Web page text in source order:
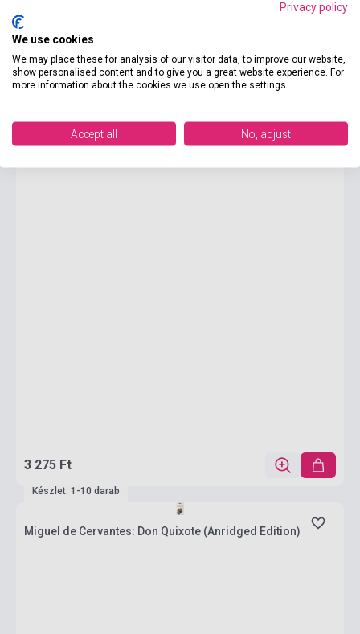
1 150 Ft
Boltunkban pillanatnyilag nem kapható, várható beszerzési idő hét-
nyolc hét
3 275 Ft
Készlet: 1-10 darab
Miguel de Cervantes: Don Quixote (Anridged Edition)
Privacy policy
We use cookies
We may place these for analysis of our visitor data, to improve our website,
show personalised content and to give you a great website experience. For
more information about the cookies we use open the settings.
Accept all No, adjust